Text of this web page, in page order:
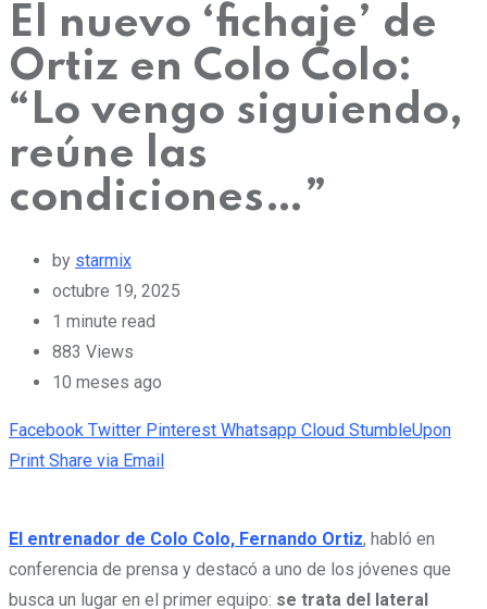
El nuevo ‘fichaje’ de
Ortiz en Colo Colo:
“Lo vengo siguiendo,
reúne las
condiciones…”
by starmix
octubre 19, 2025
1 minute read
883 Views
10 meses ago
Facebook Twitter Pinterest Whatsapp Cloud StumbleUpon
Print Share via Email
El entrenador de Colo Colo, Fernando Ortiz, habló en
conferencia de prensa y destacó a uno de los jóvenes que
busca un lugar en el primer equipo: se trata del lateral